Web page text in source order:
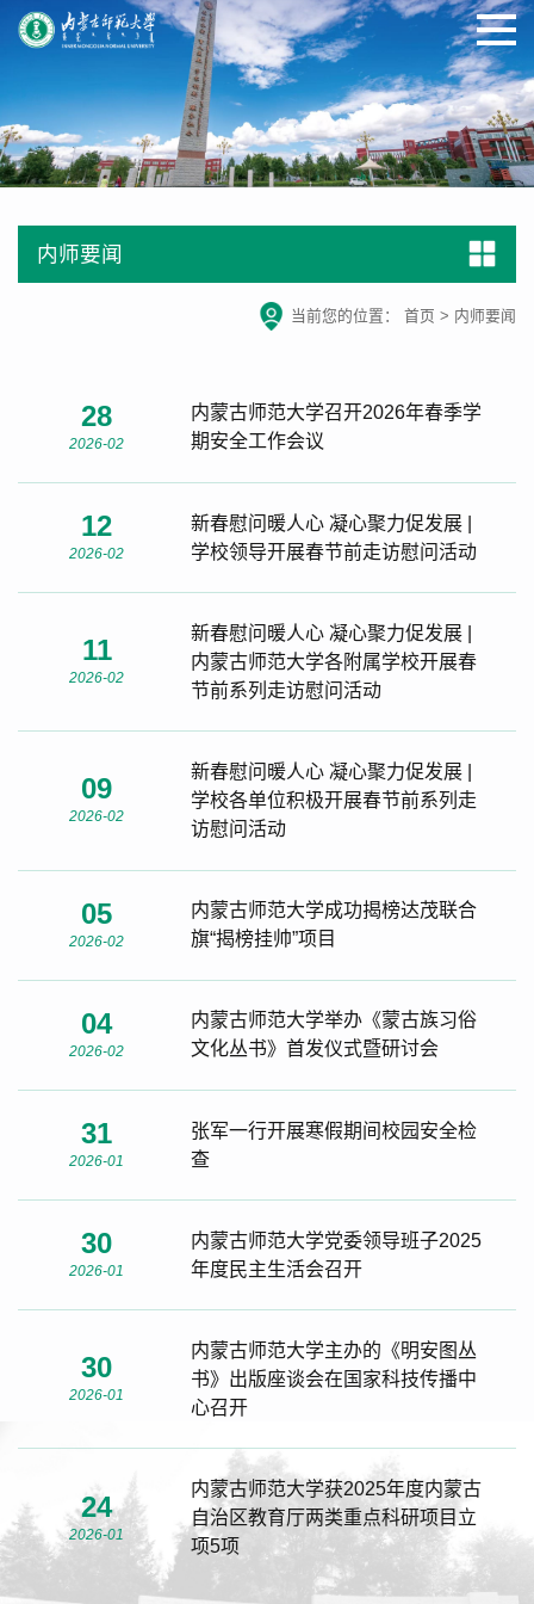
内师要闻
当前您的位置： 首页 > 内师要闻
28
2026-02
内蒙古师范大学召开2026年春季学
期安全工作会议
12
2026-02
新春慰问暖人心 凝心聚力促发展 |
学校领导开展春节前走访慰问活动
11
2026-02
新春慰问暖人心 凝心聚力促发展 |
内蒙古师范大学各附属学校开展春
节前系列走访慰问活动
09
2026-02
新春慰问暖人心 凝心聚力促发展 |
学校各单位积极开展春节前系列走
访慰问活动
05
2026-02
内蒙古师范大学成功揭榜达茂联合
旗“揭榜挂帅”项目
04
2026-02
内蒙古师范大学举办《蒙古族习俗
文化丛书》首发仪式暨研讨会
31
2026-01
张军一行开展寒假期间校园安全检
查
30
2026-01
内蒙古师范大学党委领导班子2025
年度民主生活会召开
30
2026-01
内蒙古师范大学主办的《明安图丛
书》出版座谈会在国家科技传播中
心召开
24
2026-01
内蒙古师范大学获2025年度内蒙古
自治区教育厅两类重点科研项目立
项5项